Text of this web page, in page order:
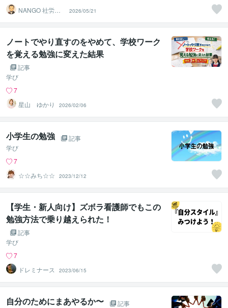
NANGO 社労士
試験学習設計
2026/05/21
ノートでやり直すのをやめて、学校ワーク
を覚える勉強に変えた結果
記事
学び
7
星山 ゆかり
2026/02/06
小学生の勉強
記事
学び
7
☆☆みち☆☆
2023/12/12
【学生・新人向け】ズボラ看護師でもこの
勉強方法で乗り越えられた！
記事
学び
7
ドレミナース
2023/06/15
自分のためにまあやるか〜
記事